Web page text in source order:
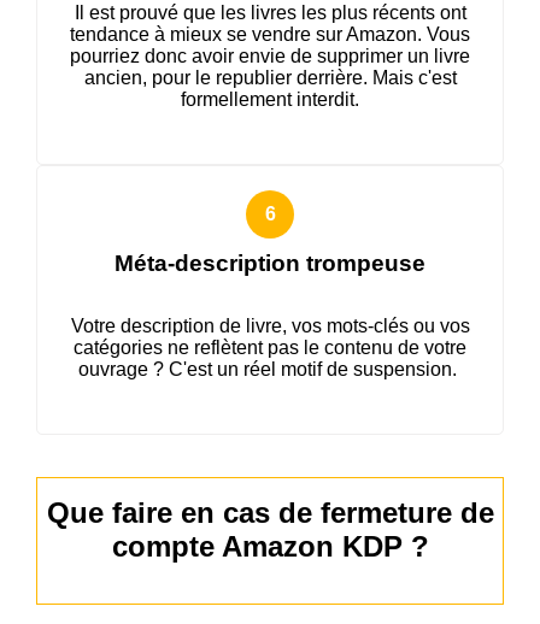
Il est prouvé que les livres les plus récents ont
tendance à mieux se vendre sur Amazon. Vous
pourriez donc avoir envie de supprimer un livre
ancien, pour le republier derrière. Mais c'est
formellement interdit.
Méta-description trompeuse
Votre description de livre, vos mots-clés ou vos
catégories ne reflètent pas le contenu de votre
ouvrage ? C'est un réel motif de suspension.
Que faire en cas de fermeture de
compte Amazon KDP ?